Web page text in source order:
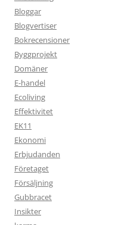
Bloggar
Blogvertiser
Bokrecensioner
Byggprojekt
Domäner
E-handel
Ecoliving
Effektivitet
EK11
Ekonomi
Erbjudanden
Företaget
Försäljning
Gubbracet
Insikter